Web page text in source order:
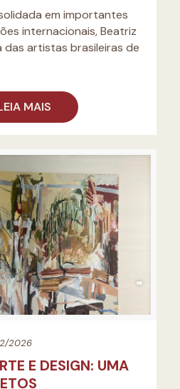
em importantes
internacionais, Beatriz
das artistas brasileiras de
MAIS
2026
E DESIGN: UMA